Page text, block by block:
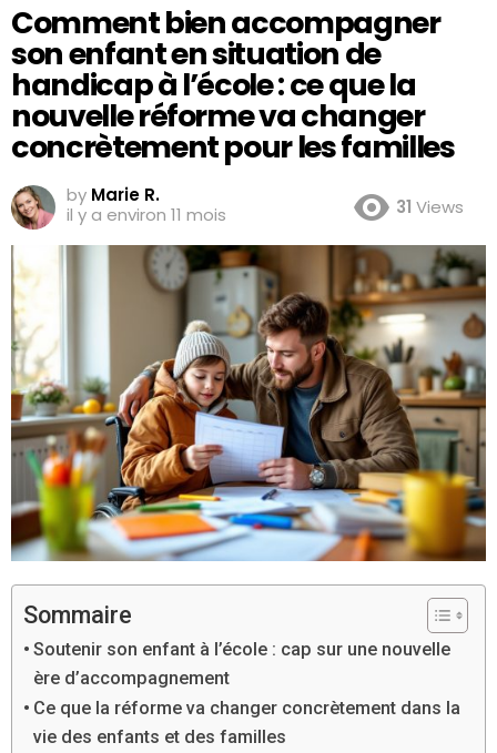
Comment bien accompagner
son enfant en situation de
handicap à l’école : ce que la
nouvelle réforme va changer
concrètement pour les familles
by Marie R.
il y a environ 11 mois
31 Views
Sommaire
Soutenir son enfant à l’école : cap sur une nouvelle
ère d’accompagnement
Ce que la réforme va changer concrètement dans la
vie des enfants et des familles